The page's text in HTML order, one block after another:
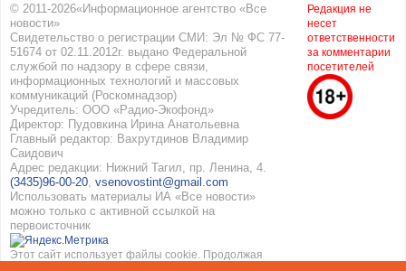
© 2011-2026«Информационное агентство «Все
новости»
Свидетельство о регистрации СМИ: Эл № ФС 77-
51674 от 02.11.2012г. выдано Федеральной
службой по надзору в сфере связи,
информационных технологий и массовых
коммуникаций (Роскомнадзор)
Учредитель: ООО «Радио-Экофонд»
Директор: Пудовкина Ирина Анатольевна
Главный редактор: Вахрутдинов Владимир
Саидович
Адрес редакции: Нижний Тагил, пр. Ленина, 4.
(3435)96-00-20, vsenovostint@gmail.com
Использовать материалы ИА «Все новости»
можно только с активной ссылкой на
первоисточник
Этот сайт использует файлы cookie. Продолжая
Редакция не
несет
ответственности
за комментарии
посетителей